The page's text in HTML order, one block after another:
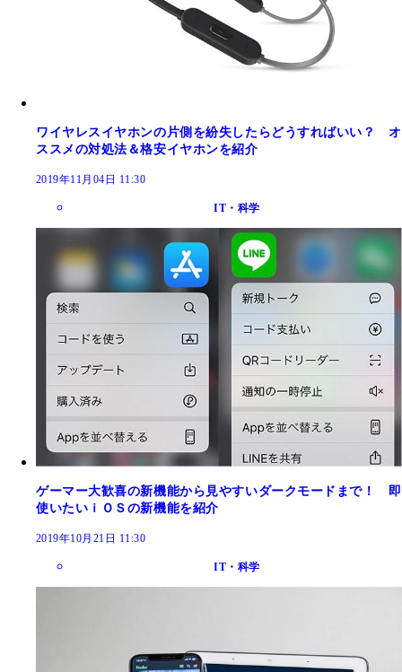
ワイヤレスイヤホンの片側を紛失したらどうすればいい？ オ
ススメの対処法＆格安イヤホンを紹介
2019年11月04日 11:30
IT・科学
ゲーマー大歓喜の新機能から見やすいダークモードまで！ 即
使いたいｉＯＳの新機能を紹介
2019年10月21日 11:30
IT・科学